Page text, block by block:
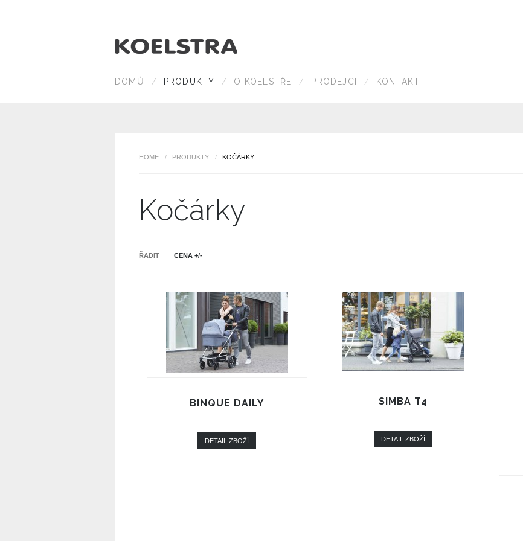
DOMŮ PRODUKTY O KOELSTŘE PRODEJCI KONTAKT
HOME / PRODUKTY / KOČÁRKY
Kočárky
ŘADIT CENA +/-
BINQUE DAILY
DETAIL ZBOŽÍ
SIMBA T4
DETAIL ZBOŽÍ